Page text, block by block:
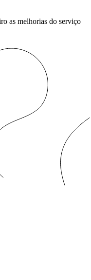
as melhorias do serviço